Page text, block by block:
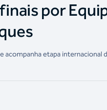
por
etapa internacional